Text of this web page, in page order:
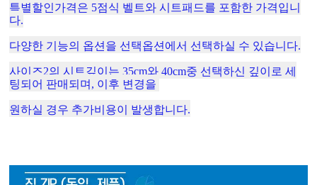
특별할인가격은 5점식 벨트와 시트패드를 포함한 가격입니
다.
다양한 기능의 옵션을 선택옵션에서 선택하실 수 있습니다.
사이즈2의 시트깊이는 35cm와 40cm중 선택하신 깊이로 세
팅되어 판매되며, 이후 변경을
원하실 경우 추가비용이 발생합니다.